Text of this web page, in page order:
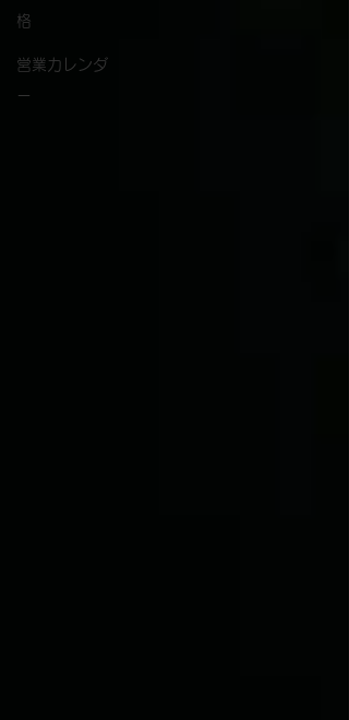
格
営業カレンダ
ー